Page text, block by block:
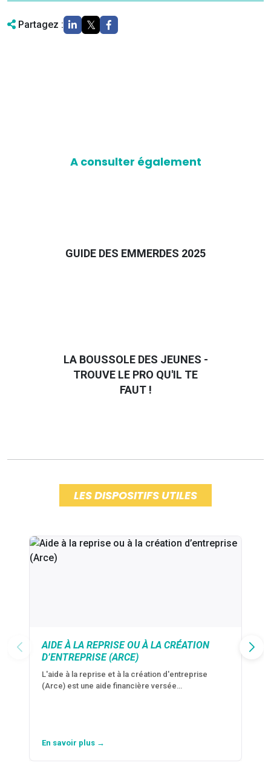
Partagez :
A consulter également
GUIDE DES EMMERDES 2025
LA BOUSSOLE DES JEUNES -
TROUVE LE PRO QU'IL TE
FAUT !
LES DISPOSITIFS UTILES
AIDE À LA REPRISE OU À LA CRÉATION
D’ENTREPRISE (ARCE)
L'aide à la reprise et à la création d'entreprise
(Arce) est une aide financière versée…
En savoir plus →